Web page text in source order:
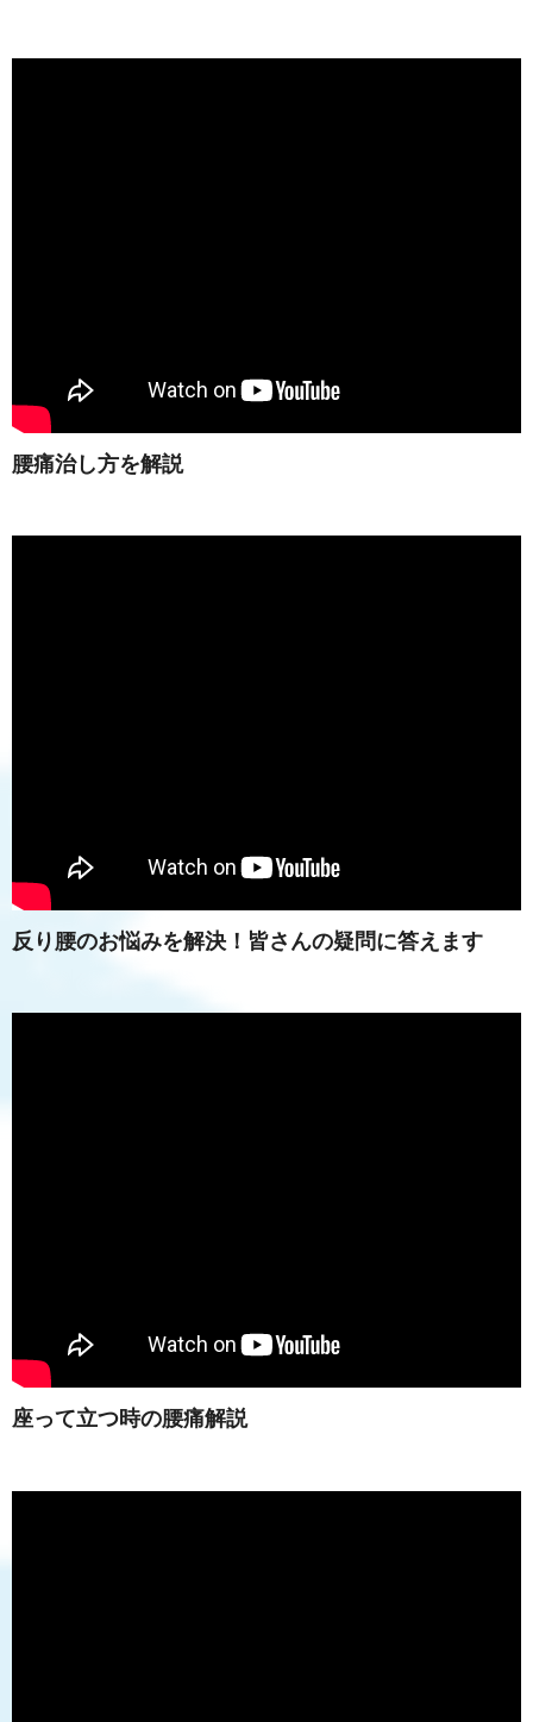
腰痛治し方を解説
反り腰のお悩みを解決！皆さんの疑問に答えます
座って立つ時の腰痛解説